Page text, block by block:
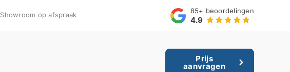
Showroom op afspraak 85+ beoordelingen
4.9
Prijs
aanvragen